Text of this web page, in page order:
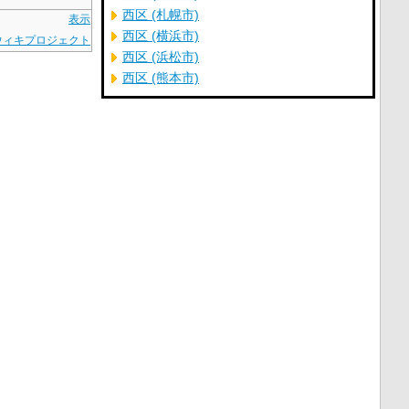
表示
ィキプロジェクト
西区 (札幌市)
西区 (横浜市)
西区 (浜松市)
西区 (熊本市)